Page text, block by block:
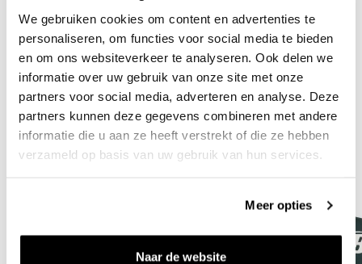
We gebruiken cookies om content en advertenties te
personaliseren, om functies voor social media te bieden
en om ons websiteverkeer te analyseren. Ook delen we
informatie over uw gebruik van onze site met onze
partners voor social media, adverteren en analyse. Deze
partners kunnen deze gegevens combineren met andere
informatie die u aan ze heeft verstrekt of die ze hebben
verzameld op basis van uw gebruik van hun services.
Meer opties
Naar de website
Über dieses Produkt
Versand und Rückgabe
Verwandte Produkte